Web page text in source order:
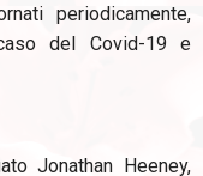
periodicamente,
del Covid-19 e
Jonathan Heeney,